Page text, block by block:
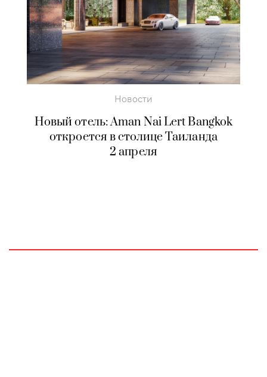
Новости
Новый отель: Aman Nai Lert Bangkok
откроется в столице Таиланда
2 апреля